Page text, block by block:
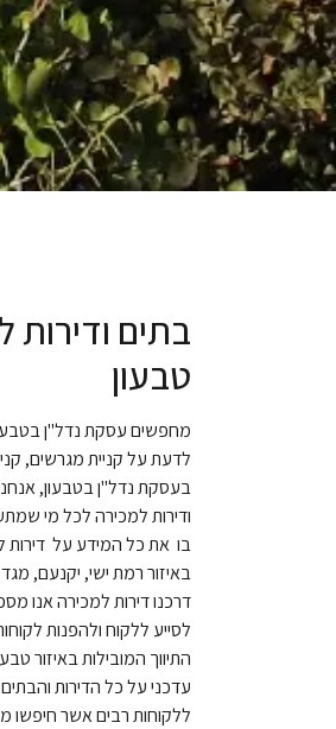
בתים ודירות
טבעון
מחפשים עסקת נדל"ן
לדעת על קניית מגרשים,
בעסקת נדל"ן בטבעון,
ודירות למכירה לכל מי
בו את כל המידע על דירות
באיזור רמת ישי, יקנעם,
דרכנו דירות למכירה אנו
לסייע ללקוח ולהפנות
התיווך המובילות באיזור
ללקוחות רבים אשר חיפשו